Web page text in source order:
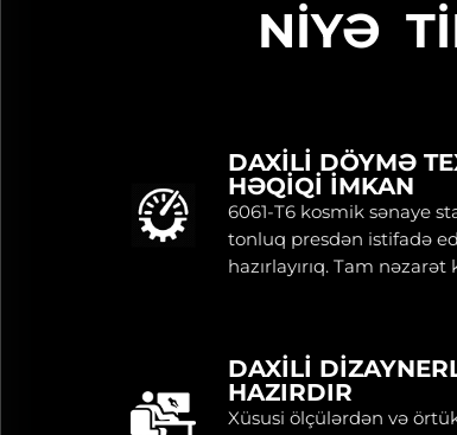
NİYƏ
DAXILI DÖYMƏ
HƏQIQI İMKAN
6061-T6 kosmik sənaye
tonluq presdən istifadə
hazırlayırıq. Tam
DAXILI
HAZIRDIR
Xüsusi ölçülərdən və